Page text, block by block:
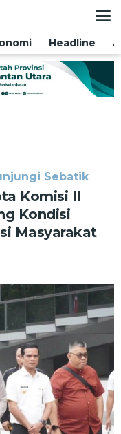
Headline
Sebatik
Komisi II
Kondisi
Masyarakat